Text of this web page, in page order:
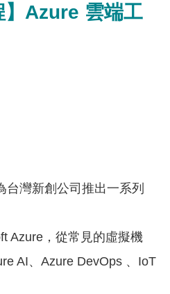
】Azure 雲端工
灣新創公司推出一系列
Azure，從常見的虛擬機
AI、Azure DevOps 、IoT